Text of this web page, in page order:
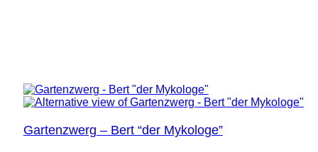
Gartenzwerg – Bert “der Mykologe”